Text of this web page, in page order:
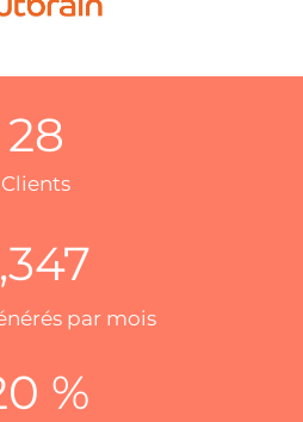
Clients
28
par mois
%